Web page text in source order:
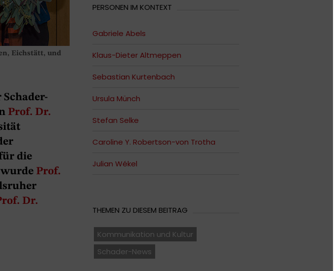
Eichstätt, und
Prof. Dr.
die
wurde Prof.
Dr.
PERSONEN IM KONTEXT
Gabriele Abels
Klaus-Dieter Altmeppen
Sebastian Kurtenbach
Ursula Münch
Stefan Selke
Caroline Y. Robertson-von Trotha
Julian Wékel
THEMEN ZU DIESEM BEITRAG
Kommunikation und Kultur
Schader-News